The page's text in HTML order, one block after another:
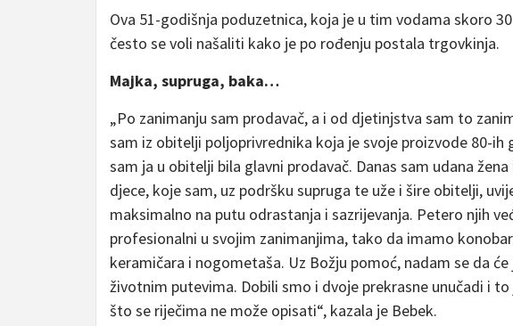
Ova 51-godišnja poduzetnica, koja je u tim vodama skoro
često se voli našaliti kako je po rođenju postala trgovkinja.
Majka, supruga, baka…
„Po zanimanju sam prodavač, a i od djetinjstva sam to
sam iz obitelji poljoprivrednika koja je svoje proizvode 80-ih
sam ja u obitelji bila glavni prodavač. Danas sam udana
djece, koje sam, uz podršku supruga te uže i šire obitelji,
maksimalno na putu odrastanja i sazrijevanja. Petero njih
profesionalni u svojim zanimanjima, tako da imamo
keramičara i nogometaša. Uz Božju pomoć, nadam se da
životnim putevima. Dobili smo i dvoje prekrasne unučadi i
što se riječima ne može opisati“, kazala je Bebek.